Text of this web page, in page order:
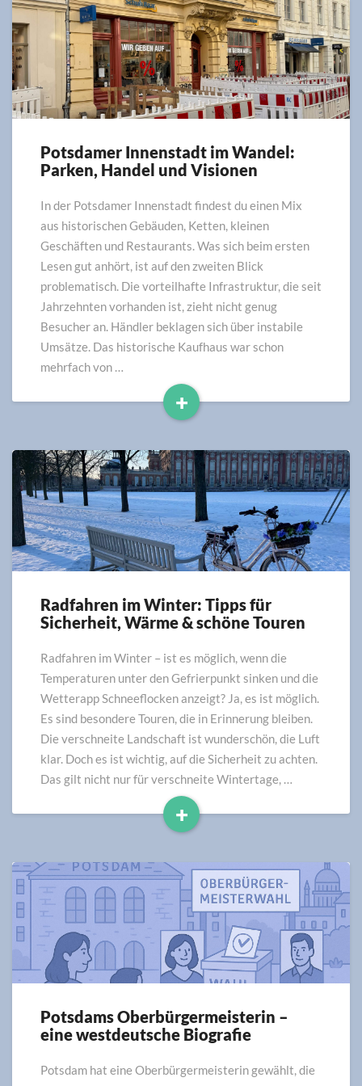
Potsdamer
Innenstadt
Wandel:
Parken,
Handel
Visionen
Potsdamer Innenstadt im Wandel:
Parken, Handel und Visionen
In der Potsdamer Innenstadt findest du einen Mix
aus historischen Gebäuden, Ketten, kleinen
Geschäften und Restaurants. Was sich beim ersten
Lesen gut anhört, ist auf den zweiten Blick
problematisch. Die vorteilhafte Infrastruktur, die seit
Jahrzehnten vorhanden ist, zieht nicht genug
Besucher an. Händler beklagen sich über instabile
Umsätze. Das historische Kaufhaus war schon
mehrfach von …
+
Read
Radfahren
im
Tipps
für
Sicherheit,
&
schöne
Touren
Radfahren im Winter: Tipps für
Sicherheit, Wärme & schöne Touren
Radfahren im Winter – ist es möglich, wenn die
Temperaturen unter den Gefrierpunkt sinken und die
Wetterapp Schneeflocken anzeigt? Ja, es ist möglich.
Es sind besondere Touren, die in Erinnerung bleiben.
Die verschneite Landschaft ist wunderschön, die Luft
klar. Doch es ist wichtig, auf die Sicherheit zu achten.
Das gilt nicht nur für verschneite Wintertage, …
+
Read
Potsdams
Oberbürgermeisterin
eine
Potsdams Oberbürgermeisterin –
eine westdeutsche Biografie
Potsdam hat eine Oberbürgermeisterin gewählt, die